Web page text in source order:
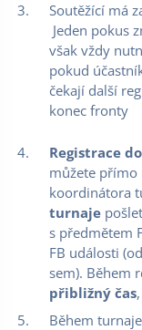
Soutěžící má
Jeden pokus
však vždy
pokud
čekají další
konec fronty
Registrace
můžete přímo
koordinátora
turnaje
s předmětem
FB události
sem). Během
přibližný čas
Během